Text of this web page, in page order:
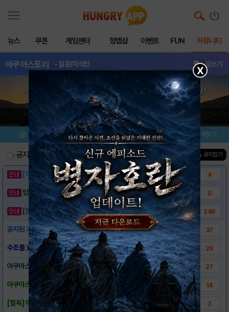
뉴스 쿠폰 게임센터 헝앱샵 이벤트 FUN 커뮤니티
아쿠아스토리 - 질문/지식인 글쓰기
메뉴 이벤트/미션 설치/평가 즐겨찾기
공지사항 진행중인 이벤트0 건 ▲ 공지접기
[이벤트] 웃음으로 매일매일 해피! 유머 게시.. 4
밥알이의 헝앱통신 ⑲ “밥알이, 드디어 멀티를.. 0
[안내] 헝그리앱 필수 상식! 밥알 획득 안내.. 248
공지된 기념 팁 및 공략 (수정 - 2012년.. 37
수조를 효과적으로 관리하는법! 29
아쿠아스토리 ★물고기도감★ 27
아쿠아스토리 ★수초도감★ 14
[필독] 아쿠아스토리 다운로드(안드로이드) 3
X